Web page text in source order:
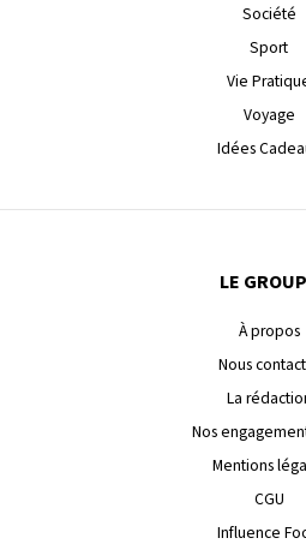
Société
Sport
Vie
Voyage
Idées
LE
À propos
Nous
La
Nos
Mentions
CGU
Influence